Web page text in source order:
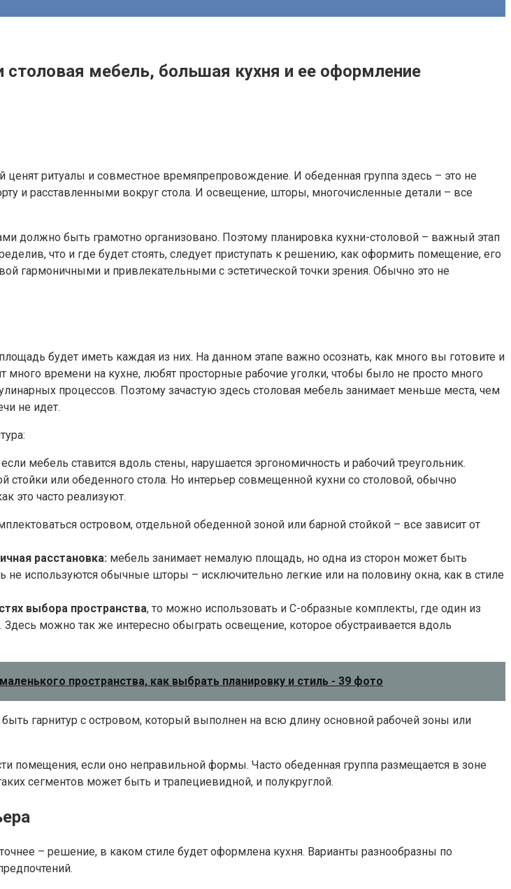
столовая мебель, большая кухня и ее оформление
ритуалы и совместное времяпрепровождение. И обеденная группа здесь – это не
и расставленными вокруг стола. И освещение, шторы, многочисленные детали – все
быть грамотно организовано. Поэтому планировка кухни-столовой – важный этап
что и где будет стоять, следует приступать к решению, как оформить помещение, его
гармоничными и привлекательными с эстетической точки зрения. Обычно это не
будет иметь каждая из них. На данном этапе важно осознать, как много вы готовите и
времени на кухне, любят просторные рабочие уголки, чтобы было не просто много
процессов. Поэтому зачастую здесь столовая мебель занимает меньше места, чем
не идет.
если мебель ставится вдоль стены, нарушается эргономичность и рабочий треугольник.
стойки или обеденного стола. Но интерьер совмещенной кухни со столовой, обычно
это часто реализуют.
островом, отдельной обеденной зоной или барной стойкой – все зависит от
расстановка: мебель занимает немалую площадь, но одна из сторон может быть
не используются обычные шторы – исключительно легкие или на половину окна, как в стиле
выбора пространства, то можно использовать и С-образные комплекты, где один из
можно так же интересно обыграть освещение, которое обустраивается вдоль
пространства, как выбрать планировку и стиль - 39 фото
гарнитур с островом, который выполнен на всю длину основной рабочей зоны или
если оно неправильной формы. Часто обеденная группа размещается в зоне
сегментов может быть и трапециевидной, и полукруглой.
– решение, в каком стиле будет оформлена кухня. Варианты разнообразны по